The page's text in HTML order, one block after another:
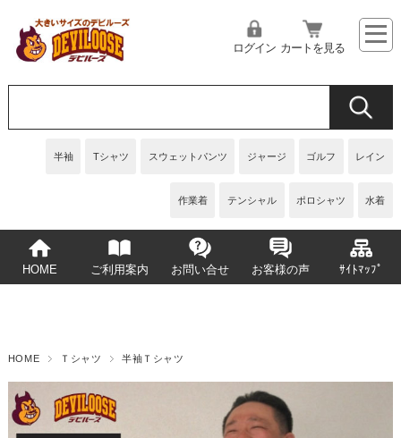
半袖 Tシャツ スウェットパンツ ジャージ ゴルフ レイン
作業着 テンシャル ポロシャツ 水着
ログイン カートを見る
HOME ご利用案内 お問い合せ お客様の声 ｻｲﾄﾏｯﾌﾟ
HOME Ｔシャツ 半袖Ｔシャツ